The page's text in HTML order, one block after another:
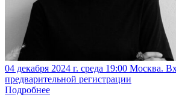
04 декабря 2024 г. среда 19:00 Москва.
предварительной регистрации
Подробнее